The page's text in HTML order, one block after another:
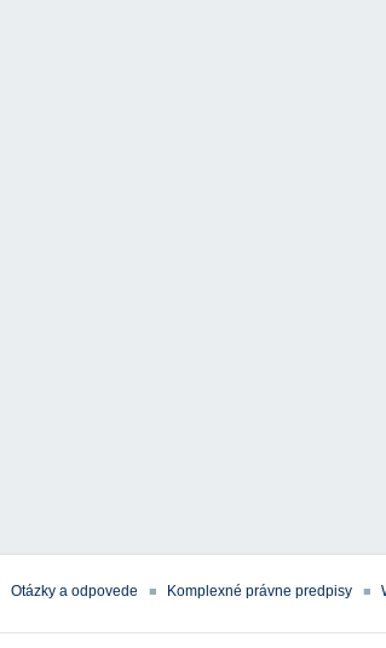
Otázky a odpovede Komplexné právne predpisy